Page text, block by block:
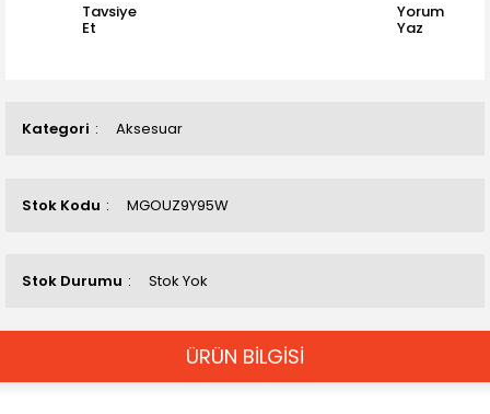
Kategori Aksesuar
Stok Kodu MGOUZ9Y95W
Stok Durumu Stok Yok
Tavsiye
Et
Yorum
Yaz
ÜRÜN BİLGİSİ